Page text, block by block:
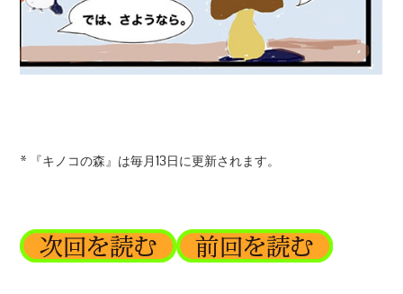
* 『キノコの森』は毎月13日に更新されます。